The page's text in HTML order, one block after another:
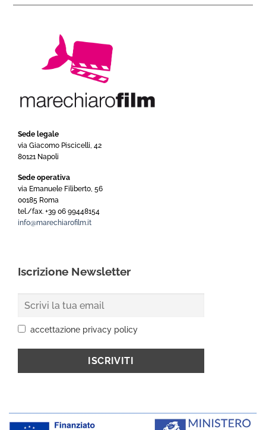
Sede legale
via Giacomo Piscicelli, 42
80121 Napoli
Sede operativa
via Emanuele Filiberto, 56
00185 Roma
tel./fax. +39 06 99448154
info@marechiarofilm.it
Iscrizione Newsletter
accettazione privacy policy